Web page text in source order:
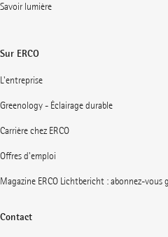
Savoir lumière
Sur ERCO
L'entreprise
Greenology - Éclairage durable
Carrière chez ERCO
Offres d'emploi
Magazine ERCO Lichtbericht : abonnez-
Contact